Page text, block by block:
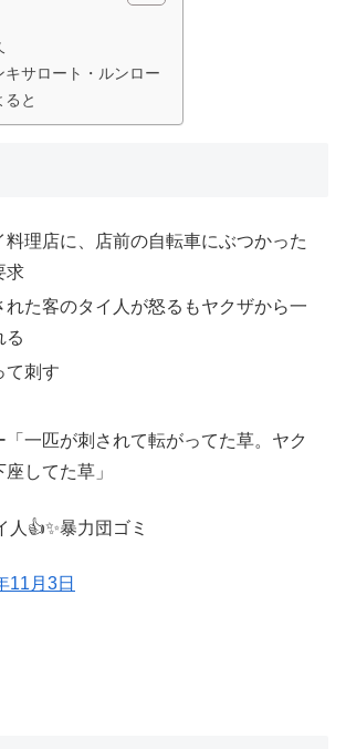
サロート・ルンロー
ると
料理店に、店前の自転車にぶつかった
求
れた客のタイ人が怒るもヤクザから一
る
て刺す
「一匹が刺されて転がってた草。ヤク
してた草」
👍✨暴力団ゴミ
11月3日